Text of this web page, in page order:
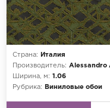
Страна:
Италия
Производитель: Alessandro
Ширина, м: 1.06
Рубрика:
Виниловые обои